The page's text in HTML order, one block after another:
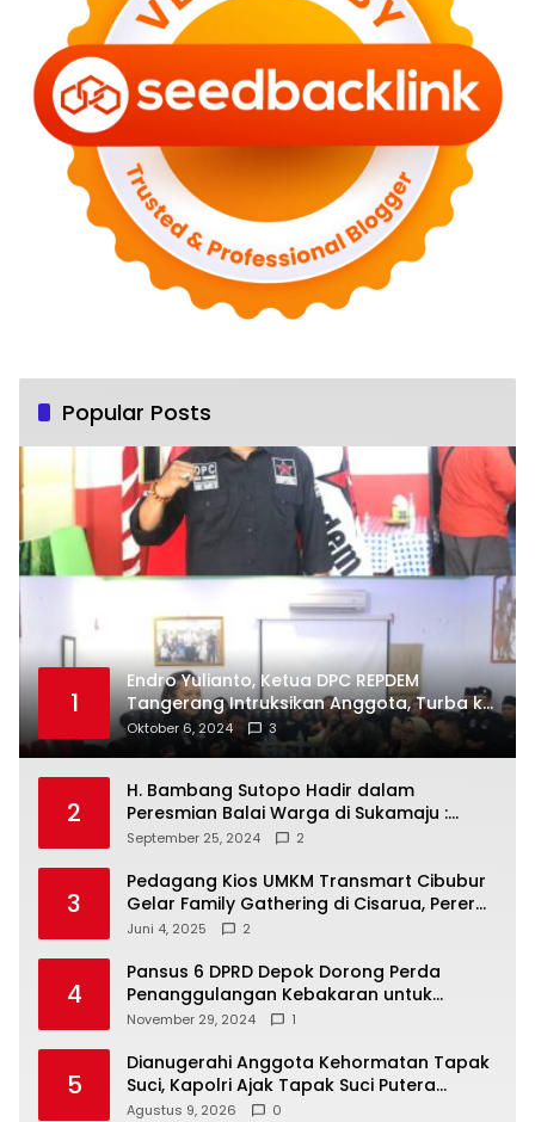
Popular Posts
1
Endro Yulianto, Ketua DPC REPDEM
Tangerang Intruksikan Anggota, Turba ke
Masyarakat Dan Jalani Apa Yang di
Putuskan RAKERCABSUS
Oktober 6, 2024 3
2
H. Bambang Sutopo Hadir dalam
Peresmian Balai Warga di Sukamaju :
Wadah Baru untuk Kolaborasi dan
September 25, 2024 2
3
Pedagang Kios UMKM Transmart Cibubur
Gelar Family Gathering di Cisarua, Pererat
Silaturahmi dan Kekompakan
Juni 4, 2025 2
4
Pansus 6 DPRD Depok Dorong Perda
Penanggulangan Kebakaran untuk
Keselamatan Warga
November 29, 2024 1
5
Dianugerahi Anggota Kehormatan Tapak
Suci, Kapolri Ajak Tapak Suci Putera
Muhammadiyah Bersinergi dengan Polri
Agustus 9, 2026 0